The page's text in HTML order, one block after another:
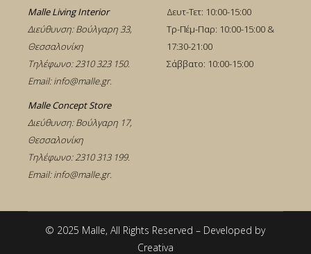
Malle Living Interior
Διεύθυνση: Βούλγαρη 33,
Θεσσαλονίκη
Τηλέφωνο:2310 323 150.
Email:info@malle.gr.
Malle Concept Store
Διεύθυνση: Βούλγαρη 17,
Θεσσαλονίκη
Τηλέφωνο:2310 313 199.
Email:info@malle.gr.
Δευτ-Τετ: 10:00-15:00
Τρ-Πέμ-Παρ: 10:00-15:00 &
17:30-21:00
Σάββατο: 10:00-15:00
© 2025 Malle, All Rights Reserved – Developed by
Creativa